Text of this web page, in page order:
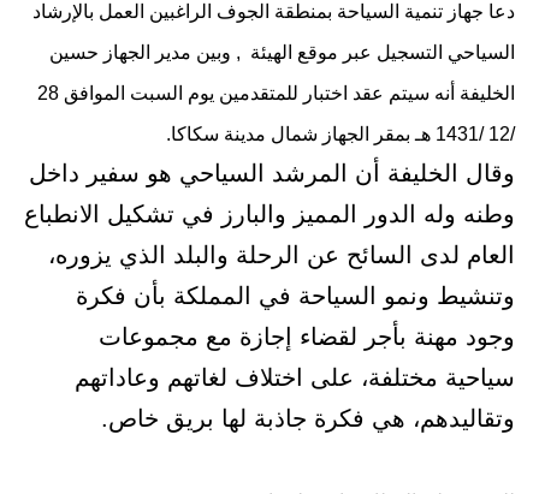
دعا جهاز تنمية السياحة بمنطقة الجوف الراغبين العمل بالإرشاد
السياحي التسجيل عبر موقع الهيئة , وبين مدير الجهاز حسين
الخليفة أنه سيتم عقد اختبار للمتقدمين يوم السبت الموافق 28
/12 /1431 هـ بمقر الجهاز شمال مدينة سكاكا.
وقال الخليفة أن المرشد السياحي هو سفير داخل
وطنه وله الدور المميز والبارز في تشكيل الانطباع
العام لدى السائح عن الرحلة والبلد الذي يزوره،
وتنشيط ونمو السياحة في المملكة بأن فكرة
وجود مهنة بأجر لقضاء إجازة مع مجموعات
سياحية مختلفة، على اختلاف لغاتهم وعاداتهم
وتقاليدهم، هي فكرة جاذبة لها بريق خاص.